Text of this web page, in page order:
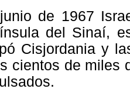
de 1967
del Sinaí,
Cisjordania y
cientos de miles